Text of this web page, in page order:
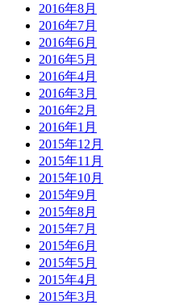
2016年8月
2016年7月
2016年6月
2016年5月
2016年4月
2016年3月
2016年2月
2016年1月
2015年12月
2015年11月
2015年10月
2015年9月
2015年8月
2015年7月
2015年6月
2015年5月
2015年4月
2015年3月